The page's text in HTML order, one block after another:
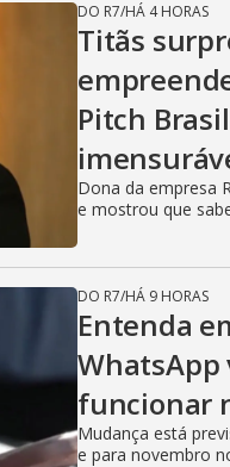
DO R7/HÁ 4 HORAS
Titãs
Pitch
Dona da empresa
e mostrou que
DO R7/HÁ 9 HORAS
Entenda
WhatsApp
funcionar
Mudança está
e para novembro